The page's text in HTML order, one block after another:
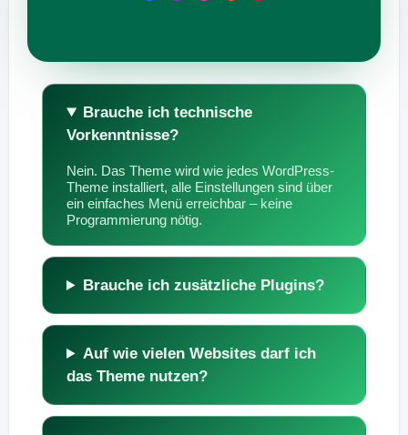
Brauche ich technische
Vorkenntnisse?
Nein. Das Theme wird wie jedes WordPress-
Theme installiert, alle Einstellungen sind über
ein einfaches Menü erreichbar – keine
Programmierung nötig.
Brauche ich zusätzliche Plugins?
Auf wie vielen Websites darf ich
das Theme nutzen?